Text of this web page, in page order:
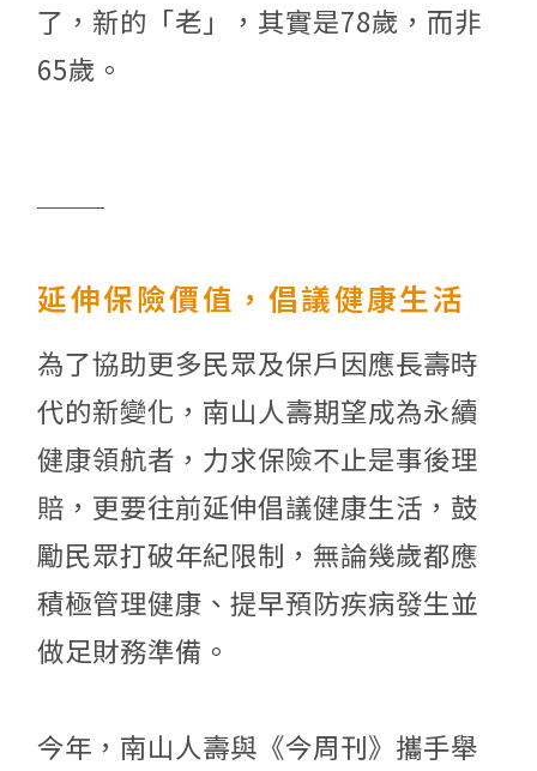
了，新的「老」，其實是78歲，而非
65歲。
延伸保險價值，倡議健康生活
為了協助更多民眾及保戶因應長壽時
代的新變化，南山人壽期望成為永續
健康領航者，力求保險不止是事後理
賠，更要往前延伸倡議健康生活，鼓
勵民眾打破年紀限制，無論幾歲都應
積極管理健康、提早預防疾病發生並
做足財務準備。
今年，南山人壽與《今周刊》攜手舉